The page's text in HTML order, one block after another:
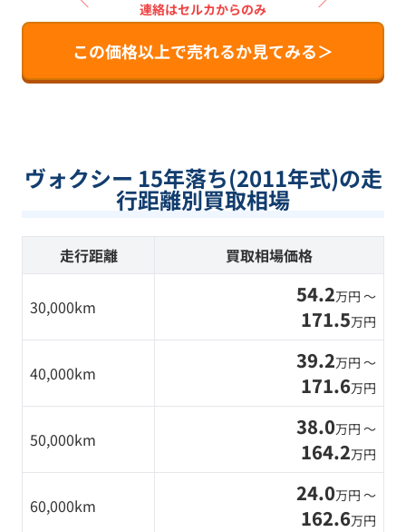
連絡はセルカからのみ
この価格以上で売れるか見てみる＞
ヴォクシー 15年落ち(2011年式)の走
行距離別買取相場
走行距離 買取相場価格
30,000km 54.2万円 〜
171.5万円
40,000km 39.2万円 〜
171.6万円
50,000km 38.0万円 〜
164.2万円
60,000km 24.0万円 〜
162.6万円